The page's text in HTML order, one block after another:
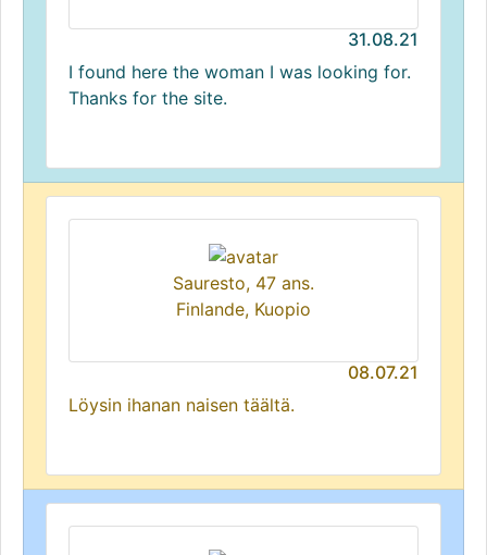
31.08.21
I found here the woman I was looking for.
Thanks for the site.
Sauresto, 47 ans.
Finlande, Kuopio
08.07.21
Löysin ihanan naisen täältä.